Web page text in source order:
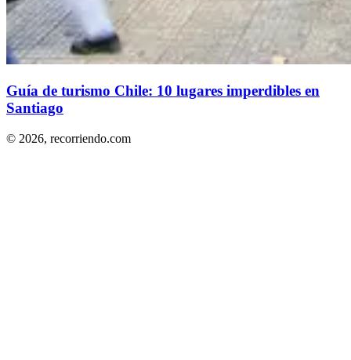
Guía de turismo Chile: 10 lugares imperdibles en
Santiago
© 2026, recorriendo.com